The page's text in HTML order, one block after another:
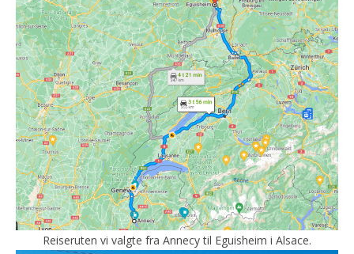
Reiseruten vi valgte fra Annecy til Eguisheim i Alsace.